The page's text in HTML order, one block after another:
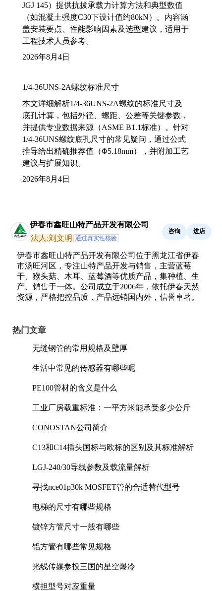
JGJ 145）提供抗拔承载力计算方法和典型数值
（如混凝土强度C30下设计值约80kN）。内容涵
盖安装要点、性能影响因素及选型建议，适用于
工程技术人员参考。
2026年8月4日
1/4-36UNS-2A螺纹标准尺寸
本文详细解析1/4-36UNS-2A螺纹的标准尺寸及
底孔计算，包括外径、螺距、公差等关键参数，
并提供专业数据来源（ASME B1.1标准）。针对
1/4-36UNS螺纹底孔尺寸的常见疑问，通过公式
推导给出精确推荐值（Φ5.18mm），并附加工艺
建议与扩展知识。
2026年8月4日
伊春市鑫旺山特产品开发有限公司
法人:刘文明 通过真实性核验
咨询 进店
伊春市鑫旺山特产品开发有限公司位于黑龙江省伊春
市汤旺河区，专注山特产品开发与销售，主营蓝莓
干、猴头菇、木耳、蓝莓酒等优质产品，集种植、生
产、销售于一体。公司成立于2006年，依托伊春天然
资源，严格把控品质，产品远销国内外，信誉卓著。
热门文章
无缝钢管的常用规格及壁厚
生活中常见的传感器有哪些呢
PE100管材的含义是什么
工业厂房载重标准：一平方米能承受多少公斤
CONOSTAN公司简介
C13和C14插头国标与欧标的区别及其标准解析
LGJ-240/30导线参数及载流量解析
寻找nce01p30k MOSFET管的合适替代型号
电梯的尺寸有哪些规格
镀锌方管尺寸一般有哪些
铝方管有哪些常见规格
光线传媒参投三国的星空爆冷
横担型号对应重量